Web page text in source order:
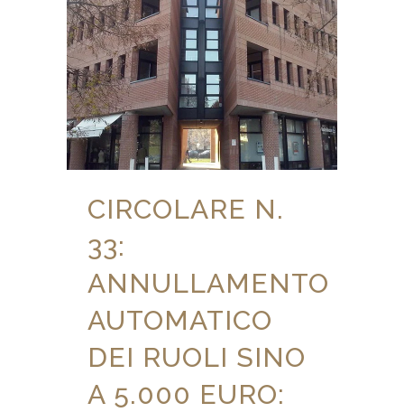
CIRCOLARE N.
33:
ANNULLAMENTO
AUTOMATICO
DEI RUOLI SINO
A 5.000 EURO: